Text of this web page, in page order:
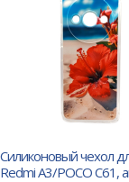
Силиконовый чехол
Redmi A3/POCO C61,